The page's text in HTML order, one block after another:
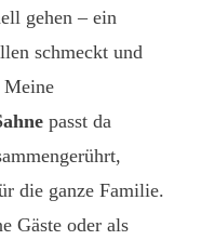
gehen – ein
schmeckt und
Meine
passt da
die ganze Familie.
Gäste oder als